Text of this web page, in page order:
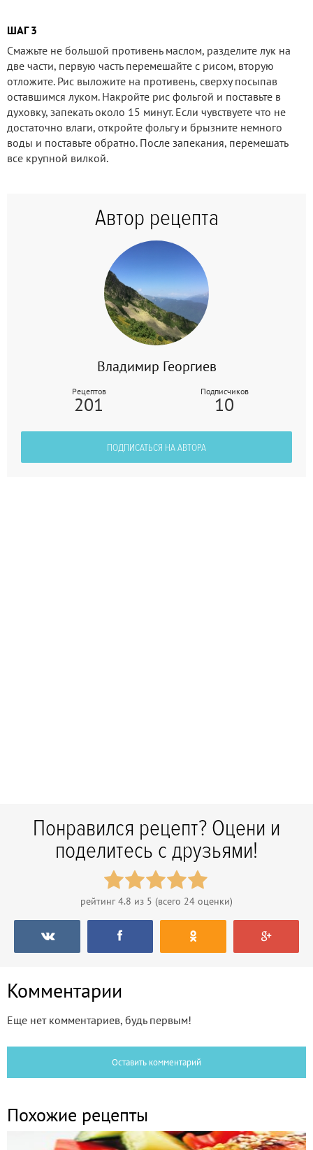
ШАГ 3
Смажьте не большой противень маслом, разделите лук на
две части, первую часть перемешайте с рисом, вторую
отложите. Рис выложите на противень, сверху посыпав
оставшимся луком. Накройте рис фольгой и поставьте в
духовку, запекать около 15 минут. Если чувствуете что не
достаточно влаги, откройте фольгу и брызните немного
воды и поставьте обратно. После запекания, перемешать
все крупной вилкой.
Автор рецепта
Владимир Георгиев
Рецептов
201
Подписчиков
10
ПОДПИСАТЬСЯ НА АВТОРА
Понравился рецепт? Оцени и
поделитесь с друзьями!
рейтинг4.8 из 5 (всего 24 оценки)
Комментарии
Еще нет комментариев, будь первым!
Оставить комментарий
Похожие рецепты